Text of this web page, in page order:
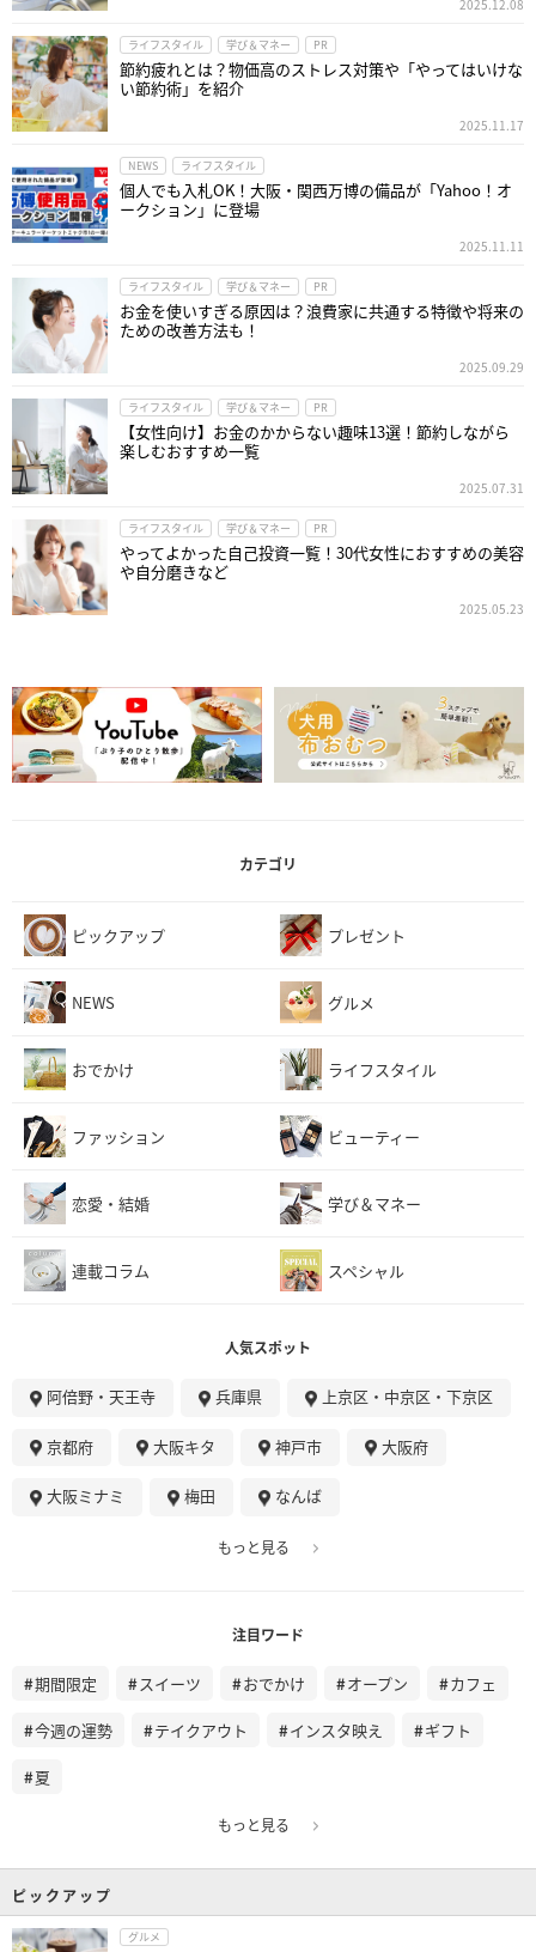
2025.12.08
ライフスタイル 学び＆マネー PR
節約疲れとは？物価高のストレス対策や「やってはいけな
い節約術」を紹介
2025.11.17
NEWS ライフスタイル
個人でも入札OK！大阪・関西万博の備品が「Yahoo！オ
ークション」に登場
2025.11.11
ライフスタイル 学び＆マネー PR
お金を使いすぎる原因は？浪費家に共通する特徴や将来の
ための改善方法も！
2025.09.29
ライフスタイル 学び＆マネー PR
【女性向け】お金のかからない趣味13選！節約しながら
楽しむおすすめ一覧
2025.07.31
ライフスタイル 学び＆マネー PR
やってよかった自己投資一覧！30代女性におすすめの美容
や自分磨きなど
2025.05.23
カテゴリ
ピックアップ プレゼント
NEWS グルメ
おでかけ ライフスタイル
ファッション ビューティー
恋愛・結婚 学び＆マネー
連載コラム スペシャル
人気スポット
阿倍野・天王寺 兵庫県 上京区・中京区・下京区
京都府 大阪キタ 神戸市 大阪府
大阪ミナミ 梅田 なんば
もっと見る
注目ワード
期間限定 スイーツ おでかけ オープン カフェ
今週の運勢 テイクアウト インスタ映え ギフト
夏
もっと見る
ピックアップ
グルメ